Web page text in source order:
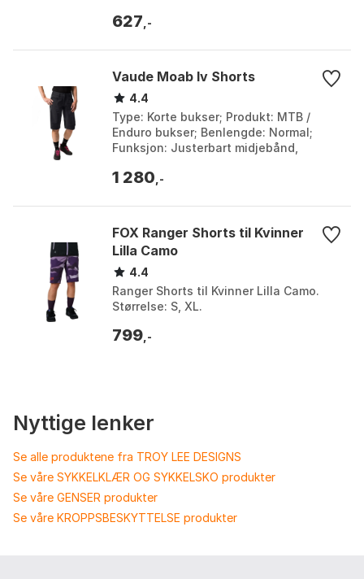
44...
627 ,-
Vaude Moab Iv Shorts
4.4
Type: Korte bukser; Produkt: MTB /
Enduro bukser; Benlengde: Normal;
Funksjon: Justerbart midjebånd,
Black uni, Khaki. Størr...
1 280 ,-
FOX Ranger Shorts til Kvinner
Lilla Camo
4.4
Ranger Shorts til Kvinner Lilla Camo.
Størrelse: S, XL.
799 ,-
Nyttige lenker
Se alle produktene fra TROY LEE DESIGNS
Se våre SYKKELKLÆR OG SYKKELSKO produkter
Se våre GENSER produkter
Se våre KROPPSBESKYTTELSE produkter